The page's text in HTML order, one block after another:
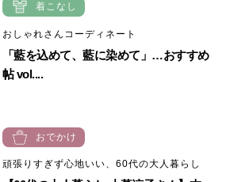
着こなし
おしゃれさんコーディネート
「藍を込めて、藍に染めて」…おすすめ
帖 vol....
おでかけ
頑張りすぎず心地いい、60代の大人暮らし